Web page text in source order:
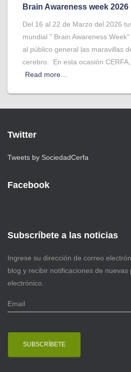
Brain Awareness week 2026
Del 16 al 22 de Marzo del 2026
mundial ” Brain Awareness
al público general las maravillas
cerebro. En esta ocasión
Read more…
Twitter
Tweets by SociedadCerfa
Facebook
Subscríbete a las noticias
Ingrese su dirección de correo
blog y recibir notificaciones de
electrónico.
E
m